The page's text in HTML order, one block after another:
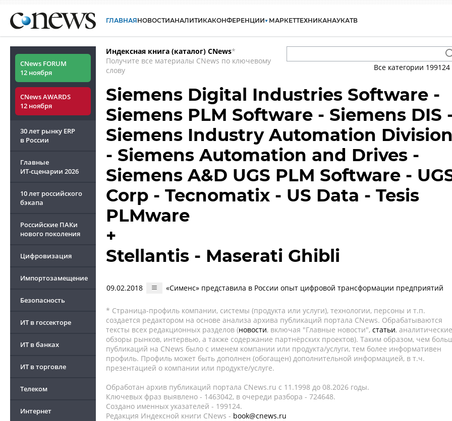
ГЛАВНАЯНОВОСТИАНАЛИТИКАКОНФЕРЕНЦИИ МАРКЕТТЕХНИКАНАУКАТВ
CNews FORUM
12 ноября
CNews AWARDS
12 ноября
30 лет рынку ERP
в России
Главные
ИТ-сценарии 2026
10 лет российского
бэкапа
Российские ПАКи
нового поколения
Цифровизация
Импортозамещение
Безопасность
ИТ в госсекторе
ИТ в банках
ИТ в торговле
Телеком
Интернет
Индексная книга (каталог) CNews*
Получите все материалы CNews по ключевому
слову
Все категории 199124
Siemens Digital Industries Software -
Siemens PLM Software - Siemens DIS
Siemens Industry Automation
- Siemens Automation and Drives -
Siemens A&D UGS PLM Software -
Corp - Tecnomatix - US Data - Tesis
PLMware
+
Stellantis - Maserati Ghibli
09.02.2018 «Сименс» представила в России опыт цифровой трансформации предприятий
* Страница-профиль компании, системы (продукта или услуги), технологии, персоны и т.п.
создается редактором на основе анализа архива публикаций портала CNews. Обрабатываются
тексты всех редакционных разделов (новости, включая "Главные новости", статьи, аналитические
обзоры рынков, интервью, а также содержание партнёрских проектов). Таким образом, чем
публикаций на CNews было с именем компании или продукта/услуги, тем более информативен
профиль. Профиль может быть дополнен (обогащен) дополнительной информацией, в т.ч.
презентацией о компании или продукте/услуге.
Обработан архив публикаций портала CNews.ru c 11.1998 до 08.2026 годы.
Ключевых фраз выявлено - 1463042, в очереди разбора - 724648.
Создано именных указателей - 199124.
Редакция Индексной книги CNews - book@cnews.ru